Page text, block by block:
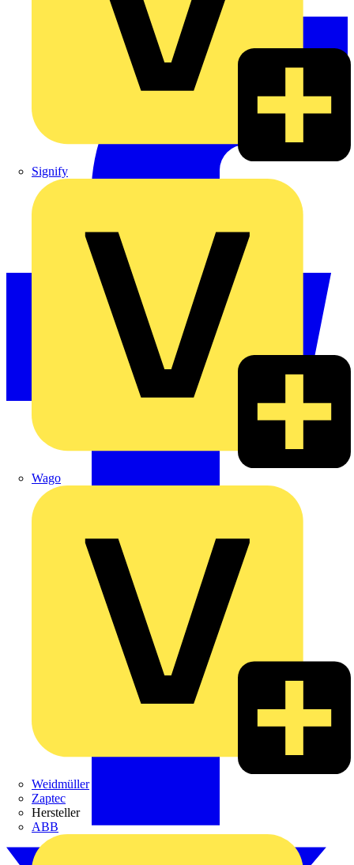
Signify
Wago
Weidmüller
Zaptec
Hersteller
ABB